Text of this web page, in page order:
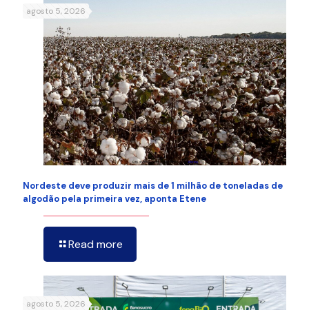
agosto 5, 2026
Nordeste deve produzir mais de 1 milhão de toneladas de
algodão pela primeira vez, aponta Etene
Read more
agosto 5, 2026